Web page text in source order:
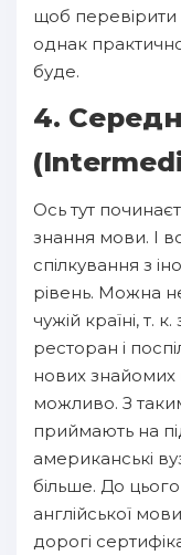
щоб перевірити
однак
буде.
4.
Ось тут
знання мови. І
спілкування з
рівень. Можна
чужій країні, т.
ресторан і
нових знайомих
можливо. З
приймають на
американські
більше. До
англійської
дорогі